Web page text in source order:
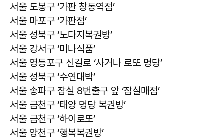
서울 도봉구 ‘가판 창동역점’
서울 마포구 ‘가판점’
서울 성북구 ‘노다지복권방’
서울 강서구 ‘미나식품’
서울 영등포구 신길로 ‘사거나 로또 명당’
서울 성북구 ‘수연대박’
서울 송파구 잠실 8번출구 앞 ‘잠실매점’
서울 금천구 ‘태양 명당 복권방’
서울 금천구 ‘하이로또’
서울 양천구 ‘행복복권방’